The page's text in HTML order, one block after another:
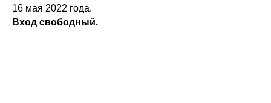
16 мая 2022 года.
Вход свободный.